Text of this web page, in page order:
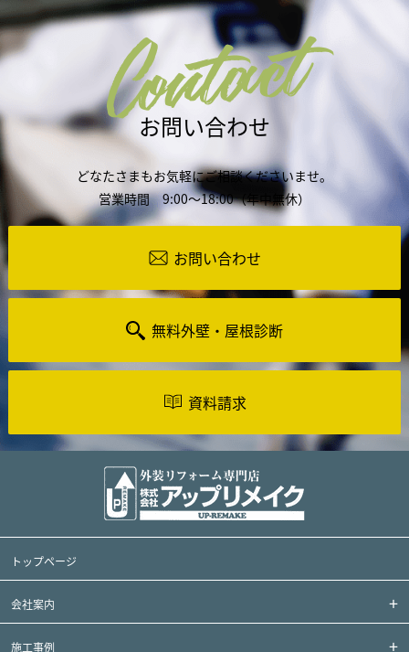
Contact
お問い合わせ
どなたさまもお気軽にご相談くださいませ。
営業時間 9:00～18:00（年中無休）
お問い合わせ
無料外壁・屋根診断
資料請求
トップページ
会社案内
施工事例